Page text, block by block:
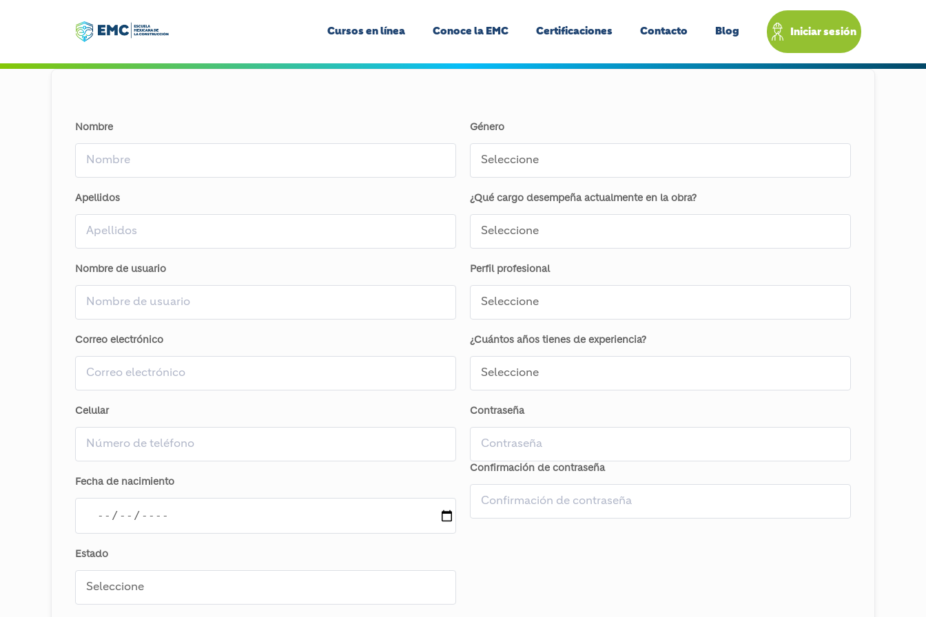
Cursos en línea Conoce la EMC Certificaciones Contacto Blog Iniciar sesión
Nombre
Apellidos
Nombre de usuario
Correo electrónico
Celular
Fecha de nacimiento
Estado
Género
¿Qué cargo desempeña actualmente en la obra?
Perfil profesional
¿Cuántos años tienes de experiencia?
Contraseña
Confirmación de contraseña